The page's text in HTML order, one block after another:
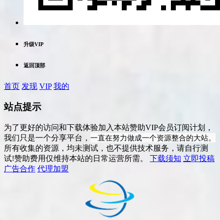
升级VIP
返回顶部
首页 发现 VIP 我的
站点提示
为了更好的访问和下载体验加入本站赞助VIP会员订阅计划，
我们只是一个分享平台， 一直在努力做成一个资源整合的大站。
所有收集的资源，均未测试，也不提供技术服务，请自行测
试!赞助费用仅维持本站的日常运营所需。 下载须知 立即投稿
广告合作 代理加盟